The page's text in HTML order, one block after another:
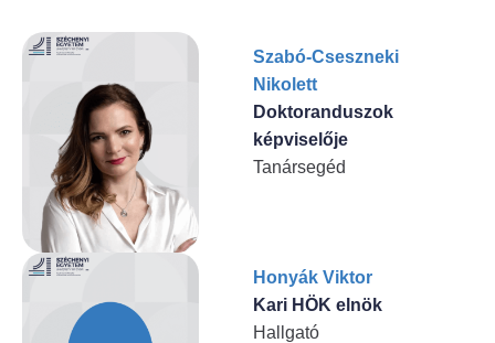
Szabó-Cseszneki
Nikolett
Doktoranduszok
képviselője
Tanársegéd
Honyák Viktor
Kari HÖK elnök
Hallgató